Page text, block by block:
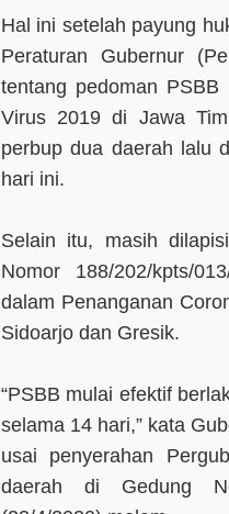
Hal ini setelah payung
Peraturan Gubernur
tentang pedoman
Virus 2019 di Jawa
perbup dua daerah lalu
hari ini.
Selain itu, masih
Nomor 188/202/kpts/
dalam Penanganan
Sidoarjo dan Gresik.
“PSBB mulai efektif
selama 14 hari,” kata
usai penyerahan
daerah di Gedung